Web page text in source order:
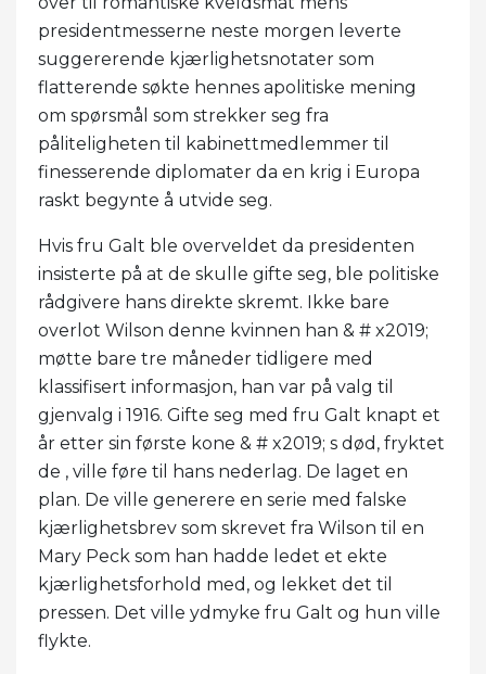
presidentmesserne neste morgen leverte
suggererende kjærlighetsnotater som
flatterende søkte hennes apolitiske mening
om spørsmål som strekker seg fra
påliteligheten til kabinettmedlemmer til
finesserende diplomater da en krig i Europa
raskt begynte å utvide seg.
Hvis fru Galt ble overveldet da presidenten
insisterte på at de skulle gifte seg, ble politiske
rådgivere hans direkte skremt. Ikke bare
overlot Wilson denne kvinnen han & # x2019;
møtte bare tre måneder tidligere med
klassifisert informasjon, han var på valg til
gjenvalg i 1916. Gifte seg med fru Galt knapt et
år etter sin første kone & # x2019; s død, fryktet
de , ville føre til hans nederlag. De laget en
plan. De ville generere en serie med falske
kjærlighetsbrev som skrevet fra Wilson til en
Mary Peck som han hadde ledet et ekte
kjærlighetsforhold med, og lekket det til
pressen. Det ville ydmyke fru Galt og hun ville
flykte.